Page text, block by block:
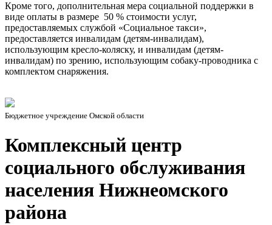
Кроме того, дополнительная мера социальной поддержки в
виде оплаты в размере 50 % стоимости услуг,
предоставляемых службой «Социальное такси»,
предоставляется инвалидам (детям-инвалидам),
использующим кресло-коляску, и инвалидам (детям-
инвалидам) по зрению, использующим собаку-проводника с
комплектом снаряжения.
Бюджетное учреждение Омской области
Комплексный центр
социального обслуживания
населения Нижнеомского
района